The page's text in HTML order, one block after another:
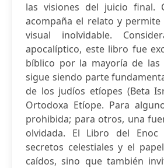
las visiones del juicio final.
acompaña el relato y permite
visual inolvidable.
apocalíptico, este libro fue
bíblico por la mayoría de las
sigue siendo parte
de los judíos etíopes (Beta
Ortodoxa Etíope. Para
prohibida; para otros, una
olvidada. El Libro del
secretos celestiales y el
caídos, sino que también